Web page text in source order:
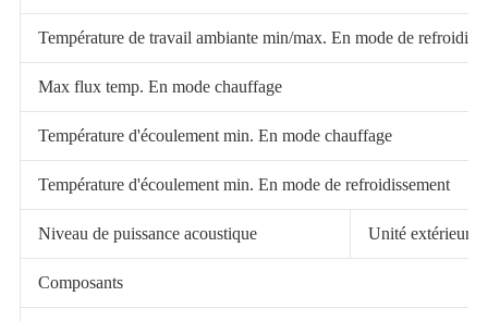
Température de travail ambiante min/max. En mode de
Max flux temp. En mode chauffage
Température d'écoulement min. En mode chauffage
Température d'écoulement min. En mode de refroidissement
Niveau de puissance acoustique Unité extérieure/
Composants